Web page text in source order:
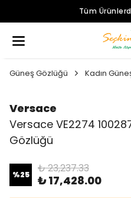
Tüm
Güneş Gözlüğü Kadın
Versace
Versace VE2274
Gözlüğü
%25 ₺ 23,237.33
₺ 17,428.00